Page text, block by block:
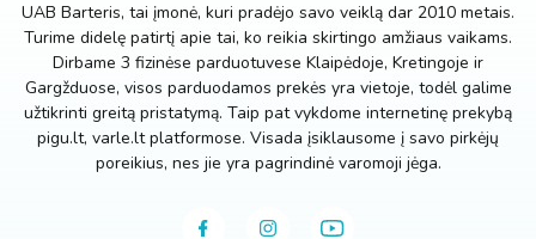
UAB Barteris, tai įmonė, kuri pradėjo savo veiklą dar 2010 metais.
Turime didelę patirtį apie tai, ko reikia skirtingo amžiaus vaikams.
Dirbame 3 fizinėse parduotuvese Klaipėdoje, Kretingoje ir
Gargžduose, visos parduodamos prekės yra vietoje, todėl galime
užtikrinti greitą pristatymą. Taip pat vykdome internetinę prekybą
pigu.lt, varle.lt platformose. Visada įsiklausome į savo pirkėjų
poreikius, nes jie yra pagrindinė varomoji jėga.